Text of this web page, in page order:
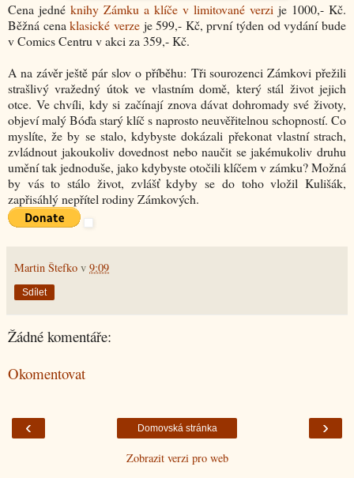
Cena jedné knihy Zámku a klíče v limitované verzi je 1000,- Kč.
Běžná cenaklasické verzeje 599,- Kč, první týden od vydání bude
v Comics Centru v akci za 359,- Kč.
A na závěr ještě pár slov o příběhu: Tři sourozenci Zámkovi přežili
strašlivý vražedný útok ve vlastním domě, který stál život jejich
otce. Ve chvíli, kdy si začínají znova dávat dohromady své životy,
objeví malý Bóďa starý klíč s naprosto neuvěřitelnou schopností. Co
myslíte, že by se stalo, kdybyste dokázali překonat vlastní strach,
zvládnout jakoukoliv dovednost nebo naučit se jakémukoliv druhu
umění tak jednoduše, jako kdybyste otočili klíčem v zámku? Možná
by vás to stálo život, zvlášť kdyby se do toho vložil Kulišák,
zapřisáhlý nepřítel rodiny Zámkových.
Martin Štefko v 9:09
Sdílet
Žádné komentáře:
Okomentovat
‹ ›
Domovská stránka
Zobrazit verzi pro web